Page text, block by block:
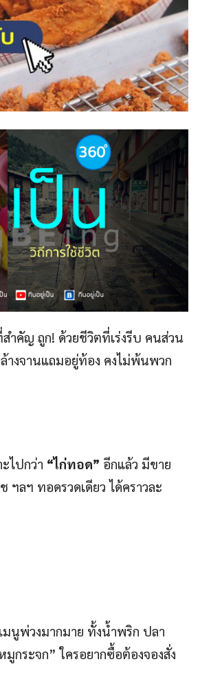
สำคัญ ถูก! ด้วยชีวิตที่เร่งรีบ คนส่วน
างจานแถมอยู่ท้อง คงไม่พ้นพวก
ไปกว่า “ไก่ทอด” อีกแล้ว มีขาย
ฯลฯ ทอดรวดเดียว ได้คราวละ
นูพ่วงมากมาย ทั้งน้ำพริก ปลา
ระจก” ใครอยากซื้อต้องจองสั่ง